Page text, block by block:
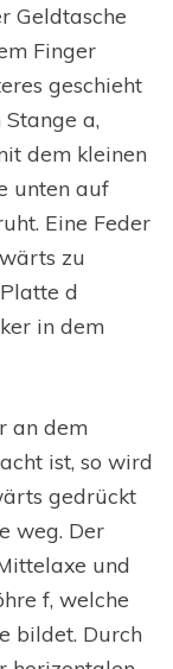
Geldtasche
Finger
geschieht
a,
dem kleinen
unten auf
Eine Feder
zu
d
in dem
an dem
ist, so wird
gedrückt
weg. Der
und
f, welche
bildet. Durch